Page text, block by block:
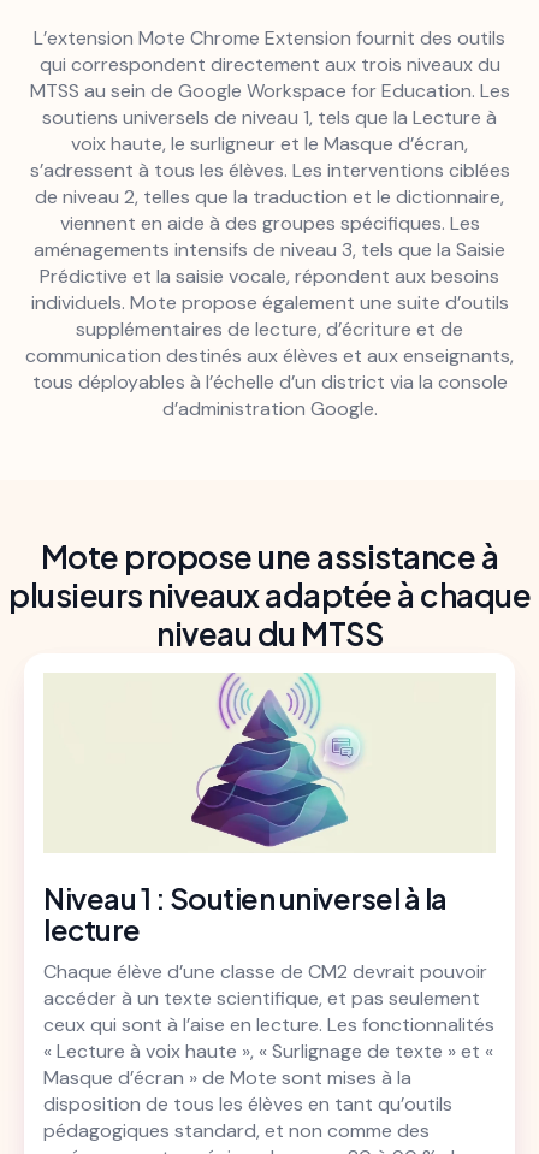
L’extension Mote Chrome Extension fournit des outils
qui correspondent directement aux trois niveaux du
MTSS au sein de Google Workspace for Education. Les
soutiens universels de niveau 1, tels que la Lecture à
voix haute, le surligneur et le Masque d’écran,
s’adressent à tous les élèves. Les interventions ciblées
de niveau 2, telles que la traduction et le dictionnaire,
viennent en aide à des groupes spécifiques. Les
aménagements intensifs de niveau 3, tels que la Saisie
Prédictive et la saisie vocale, répondent aux besoins
individuels. Mote propose également une suite d’outils
supplémentaires de lecture, d’écriture et de
communication destinés aux élèves et aux enseignants,
tous déployables à l’échelle d’un district via la console
d’administration Google.
Mote propose une assistance à
plusieurs niveaux adaptée à chaque
niveau du MTSS
Niveau 1 : Soutien universel à la
lecture
Chaque élève d’une classe de CM2 devrait pouvoir
accéder à un texte scientifique, et pas seulement
ceux qui sont à l’aise en lecture. Les fonctionnalités
« Lecture à voix haute », « Surlignage de texte » et «
Masque d’écran » de Mote sont mises à la
disposition de tous les élèves en tant qu’outils
pédagogiques standard, et non comme des